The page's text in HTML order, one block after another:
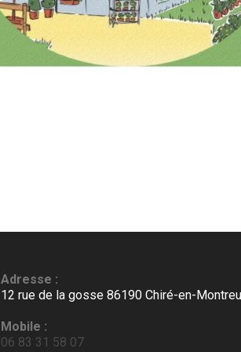
Adresse :
12 rue de la gosse 86190 Chiré-en-
Mobile :
06 83 31 58 07